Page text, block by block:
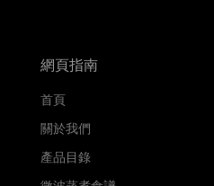
網頁指南
首頁
關於我們
產品目錄